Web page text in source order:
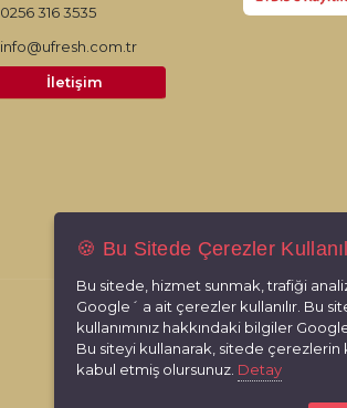
0256 316 3535
info@ufresh.com.tr
İletişim
🍪 Bu Sitede Çerezler
Bu sitede, hizmet sunmak, trafiği
Google´ a ait çerezler kullanılır. Bu
kullanımınız hakkındaki bilgiler Google
Bu siteyi kullanarak, sitede çerezlerin
kabul etmiş olursunuz. Detay